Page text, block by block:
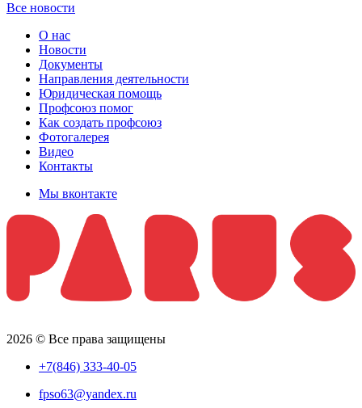
Все новости
О нас
Новости
Документы
Направления деятельности
Юридическая помощь
Профсоюз помог
Как создать профсоюз
Фотогалерея
Видео
Контакты
Мы вконтакте
2026 © Все права защищены
+7(846) 333-40-05
fpso63@yandex.ru